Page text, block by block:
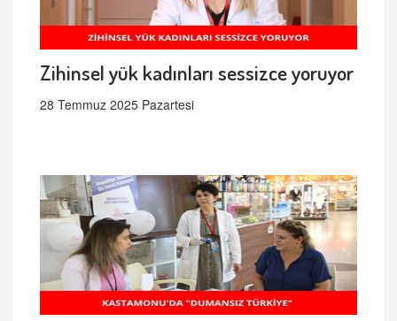
Zihinsel yük kadınları sessizce yoruyor
28 Temmuz 2025 Pazartesi